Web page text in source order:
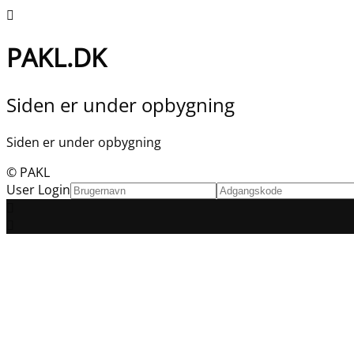
PAKL.DK
Siden er under opbygning
Siden er under opbygning
© PAKL
User Login